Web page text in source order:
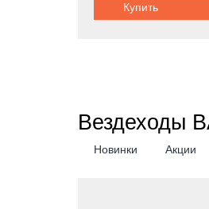
Купить
Вездеходы
Новинки Акции